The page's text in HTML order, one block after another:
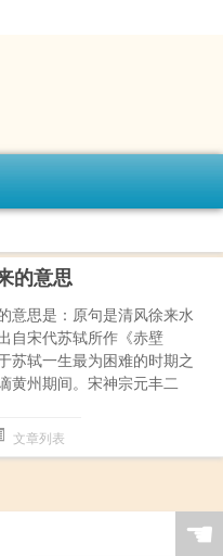
的意思
意思是：原句是清风徐来水
自宋代苏轼所作《赤壁
苏轼一生最为困难的时期之
黄州期间。宋神宗元丰二
文章列表
☚